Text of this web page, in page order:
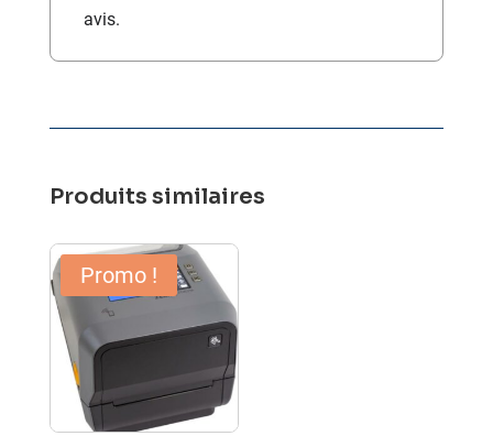
avis.
Produits similaires
Promo !